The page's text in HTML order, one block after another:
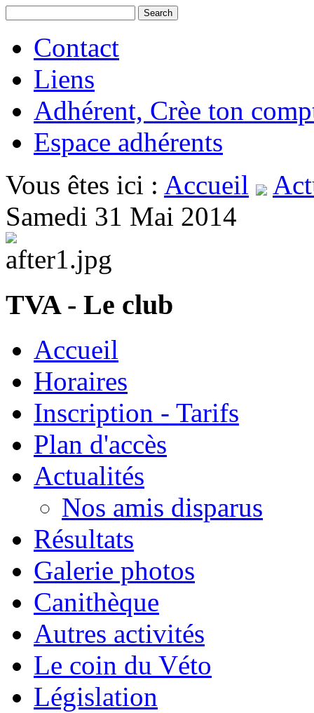
Contact
Liens
Adhérent, Crèe ton
Espace adhérents
Vous êtes ici : Accueil
Samedi 31 Mai 2014
TVA - Le club
Accueil
Horaires
Inscription - Tarifs
Plan d'accès
Actualités
Nos amis disparus
Résultats
Galerie photos
Canithèque
Autres activités
Le coin du Véto
Législation